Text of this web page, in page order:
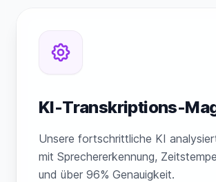
KI-Transkriptions-
Unsere fortschrittliche KI
mit Sprechererkennung,
und über 96% Genauigkeit.